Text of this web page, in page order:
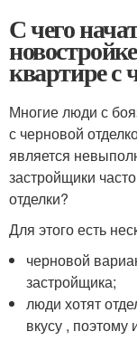
С чего
квартире с
Многие люди с
с черновой
является
застройщики
отделки?
Для этого есть
черновой
застройщика;
люди хотят
вкусу ,